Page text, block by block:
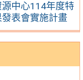
中心114年度特
表會實施計畫